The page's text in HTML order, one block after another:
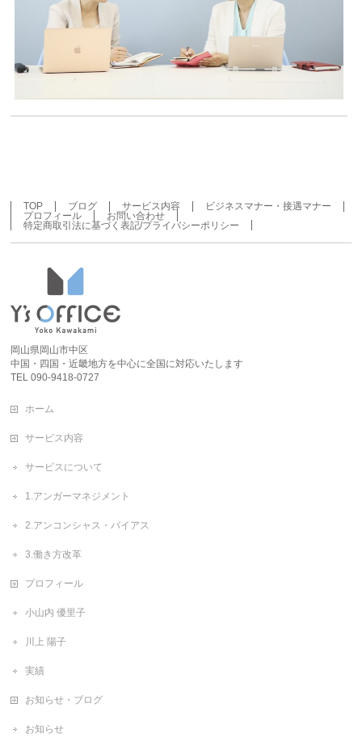
TOP ブログ サービス内容
ビジネスマナー・接遇マナー
プロフィール
お問い合わせ
特定商取引法に基づく表記/プライバシーポリシー
岡山県岡山市中区
中国・四国・近畿地方を中心に全国に対応いたします
TEL 090-9418-0727
ホーム
サービス内容
サービスについて
1.アンガーマネジメント
2.アンコンシャス・バイアス
3.働き方改革
プロフィール
小山内 優里子
川上 陽子
実績
お知らせ・ブログ
お知らせ